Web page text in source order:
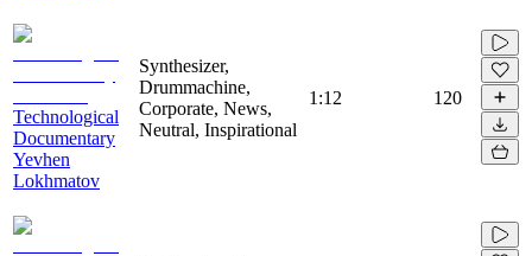
Technological
Documentary
Yevhen
Lokhmatov
Synthesizer,
Drummachine,
Corporate, News,
Neutral, Inspirational
1:12 120